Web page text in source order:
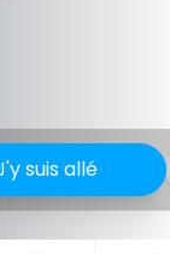
suis allé